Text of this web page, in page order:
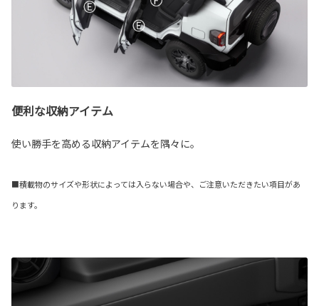
便利な収納アイテム
使い勝手を高める収納アイテムを隅々に。
■積載物のサイズや形状によっては入らない場合や、ご注意いただきたい項目があ
ります。